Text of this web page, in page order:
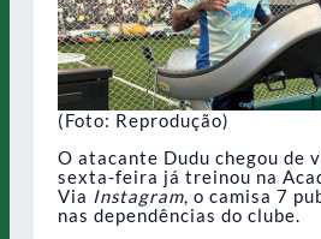
(Foto: Reprodução)
O atacante Dudu chegou de
sexta-feira já treinou na
Via Instagram, o camisa 7
nas dependências do clube.